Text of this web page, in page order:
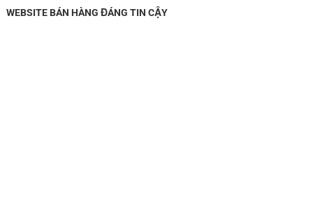
WEBSITE BÁN HÀNG ĐÁNG TIN CẬY